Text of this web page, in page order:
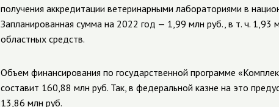
получения аккредитации ветеринарными лабораториями в
Запланированная сумма на 2022 год — 1,99 млн руб., в т. ч. 1,93
областных средств.
Объем финансирования по государственной программе
составит 160,88 млн руб. Так, в федеральной казне на это
13,86 млн руб.